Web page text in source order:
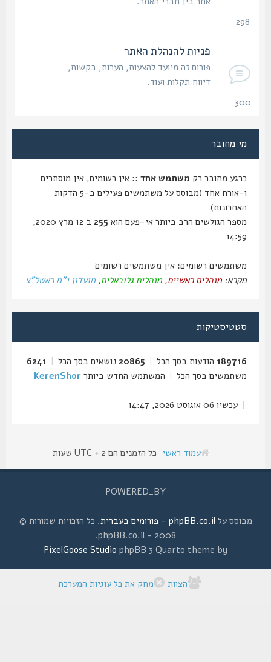
פניות להנהלת האתר
פורום זה מיועד להצעות, הערות, בקשות,
דיווח תקלות ועוד.
מי מחובר
כרגע מחובר רקמשתמש אחד :: אין רשומים, אין מוסתרים
ו-אורח אחד (מבוסס על משתמשים פעילים ב-5 הדקות
האחרונות)
מספר הגולשים הרב ביותר אי-פעם הוא255
ב 12 מרץ 2020,
14:59
משתמשים רשומים: אין משתמשים רשומים
מקרא:מנהלים ראשיים,מנהלים גלובאלים,מועדון י"מ ראשל"צ
סטטיסטיקות
189716הודעות בסך הכל |
20865נושאים בסך הכל |
6241
משתמשים בסך הכל |המשתמש החדש ביותרKerenShor
עכשיו 06 אוגוסט 2026, 14:47
עמוד ראשי כל הזמנים הם UTC + 2 שעות
POWERED_BY
מבוסס עלphpBB.co.il - פורומים בעברית
. כל הזכויות שמורות ©
2008 - phpBB.co.il.
phpBB 3 Quarto theme by
PixelGoose Studio
הצוות מחק את כל עוגיות המערכת